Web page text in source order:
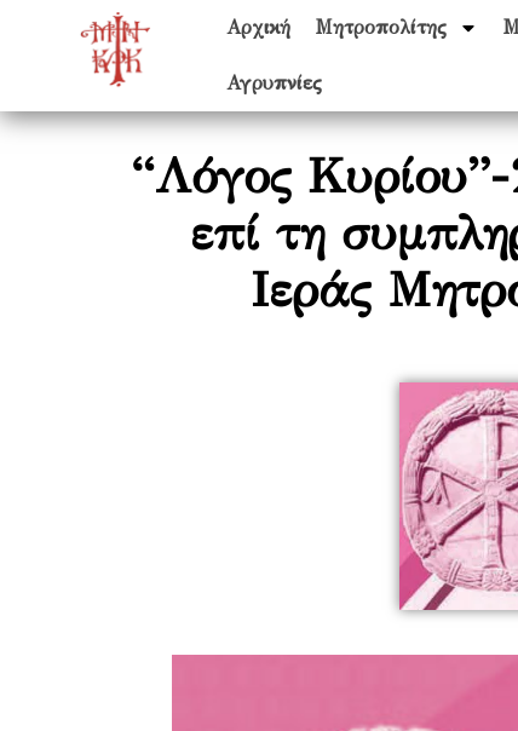
Αρχική Μητροπολίτης
Αγρυπνίες
“Λόγος
επί τη
Ιεράς